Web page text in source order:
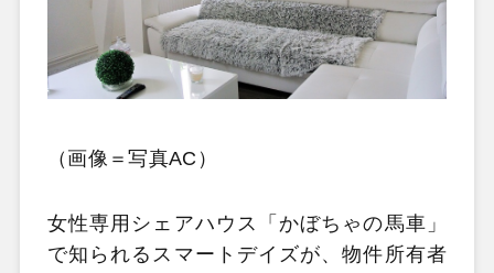
（画像＝写真AC）
女性専用シェアハウス「かぼちゃの馬車」
で知られるスマートデイズが、物件所有者